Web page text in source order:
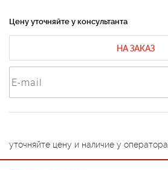
Цену уточняйте у консультанта
НА ЗАКАЗ
уточняйте цену и наличие у оператора